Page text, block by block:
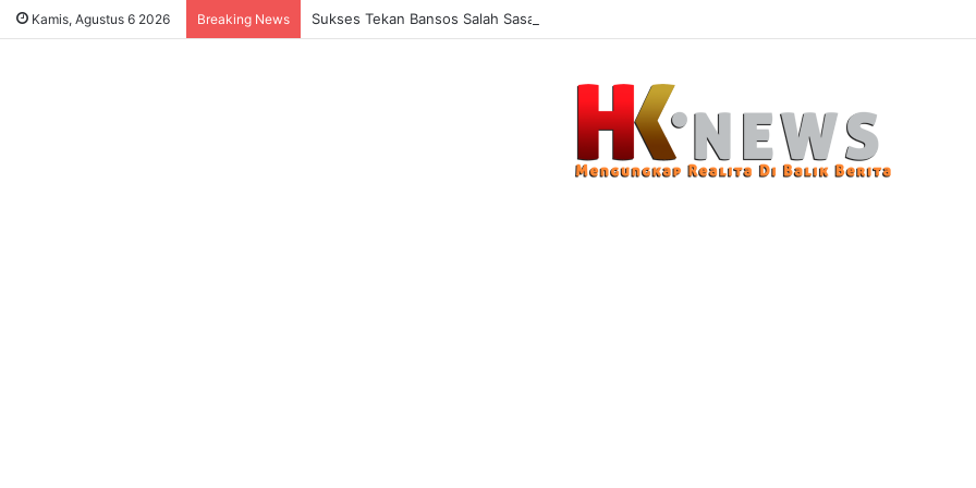
Kamis, Agustus 6 2026 Breaking News Sukses Tekan Bansos Salah Sasaran, Uji Coba Perlinsos Digital di Surabaya Hampir 100 Persen